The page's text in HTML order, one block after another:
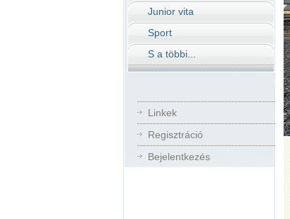
Junior vita
Sport
S a többi...
Linkek
Regisztráció
Bejelentkezés